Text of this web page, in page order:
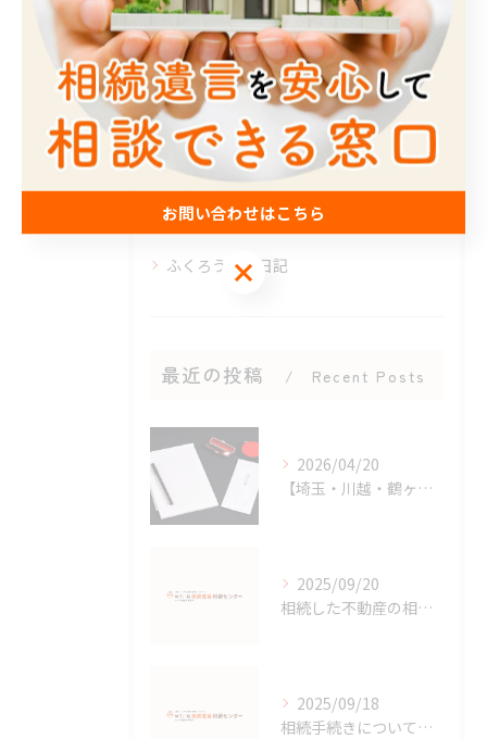
全てのカテゴリー
遺言
相談
相続放棄
終活
公正証書
ふくろう徒然日記
最近の投稿 Recent Posts
2026/04/20
【埼玉・川越・鶴ヶ島・坂戸】相続手続きと費用の不安を行政書士が丁寧にサポート
2025/09/20
相続した不動産の相続登記が義務化されました。
2025/09/18
相続手続きについて簡単に説明します。不動産編
お問い合わせはこちら
お問い合わせはこちら